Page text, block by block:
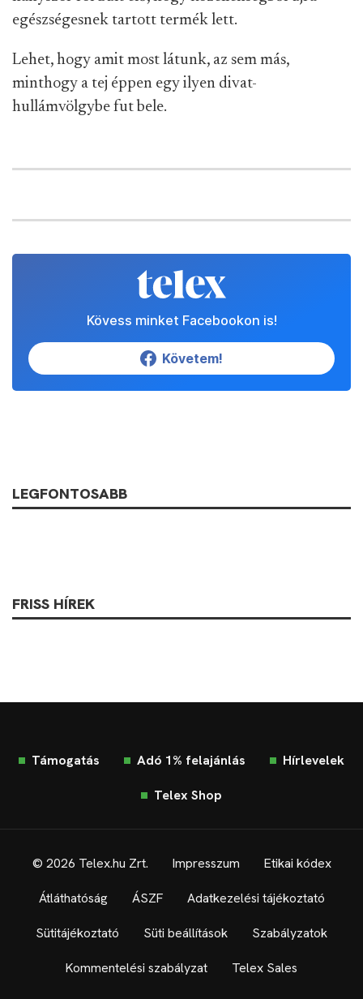
egészségesnek tartott termék lett.
Lehet, hogy amit most látunk, az sem más,
minthogy a tej éppen egy ilyen divat-
hullámvölgybe fut bele.
Kövess minket Facebookon is!
Követem!
LEGFONTOSABB
FRISS HÍREK
Támogatás Adó 1% felajánlás Hírlevelek
Telex Shop
© 2026 Telex.hu Zrt. Impresszum Etikai kódex
Átláthatóság ÁSZF Adatkezelési tájékoztató
Sütitájékoztató Süti beállítások Szabályzatok
Kommentelési szabályzat Telex Sales